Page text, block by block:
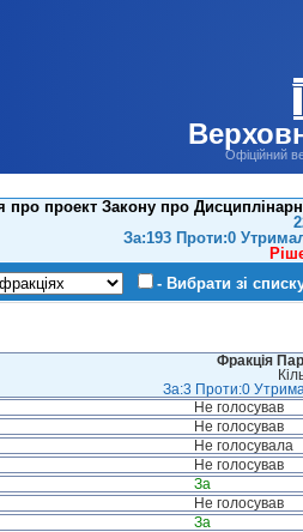
Офіційний
про проект Закону про
За:193 Проти:0
- Вибрати зі
Фракція
За:3 Проти:0
Не голосував
Не голосував
Не голосувала
Не голосував
За
Не голосував
За